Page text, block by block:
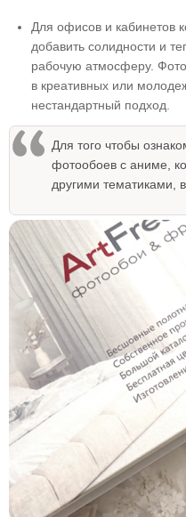
Для офисов и кабинетов
добавить солидности и
рабочую атмосферу.
в креативных или
нестандартный подход.
Для того чтобы
фотообоев с аниме,
другими тематиками,